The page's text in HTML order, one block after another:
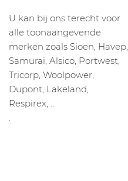
U kan bij ons terecht voor
alle toonaangevende
merken zoals Sioen, Havep,
Samurai, Alsico, Portwest,
Tricorp, Woolpower,
Dupont, Lakeland,
Respirex, …
.